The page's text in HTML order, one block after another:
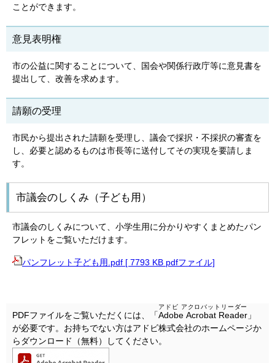
ことができます。
意見表明権
市の公益に関することについて、国会や関係行政庁等に意見書を
提出して、改善を求めます。
請願の受理
市民から提出された請願を受理し、議会で採択・不採択の審査を
し、必要と認めるものは市長等に送付してその実現を要請しま
す。
市議会のしくみ（子ども用）
市議会のしくみについて、小学生用に分かりやすくまとめたパン
フレットをご覧いただけます。
パンフレット子ども用.pdf [ 7793 KB pdfファイル]
PDFファイルをご覧いただくには、「Adobe Acrobat Reader
アドビ アクロバットリーダー
」
が必要です。お持ちでない方はアドビ株式会社のホームページか
らダウンロード（無料）してください。